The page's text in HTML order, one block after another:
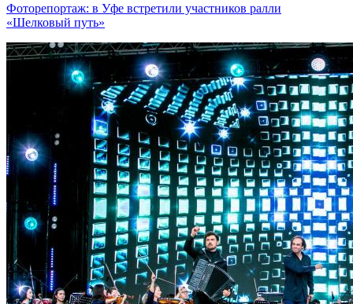
Фоторепортаж: в Уфе встретили участников ралли
«Шелковый путь»